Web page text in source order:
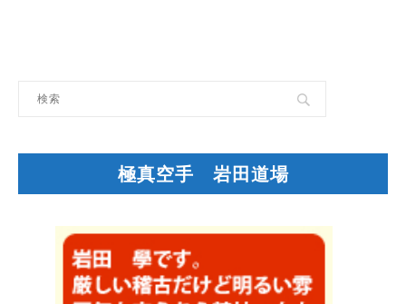
極真空手 岩田道場